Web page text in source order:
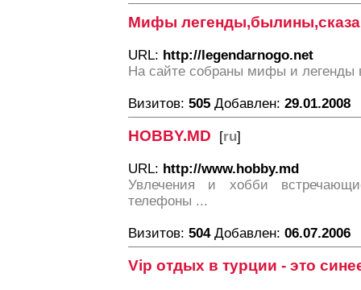
Мифы
URL: http://legendarnogo.net
На сайте собраны мифы и легенды
Визитов: 505 Добавлен: 29.01.2008
HOBBY.MD [ru]
URL: http://www.hobby.md
Увлечения и хобби
телефоны ...
Визитов: 504Добавлен: 06.07.2006
Vip отдых в турции - это